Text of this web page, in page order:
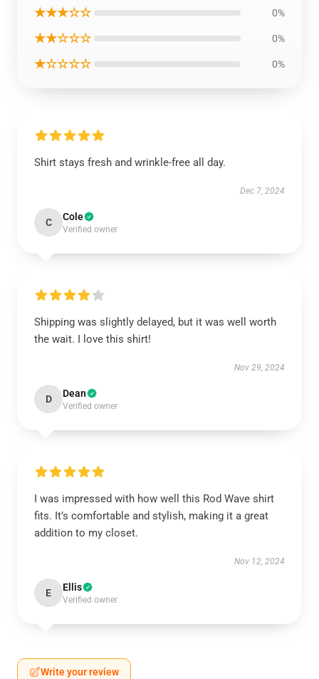
★★★☆☆ 0%
★★☆☆☆ 0%
★☆☆☆☆ 0%
Shirt stays fresh and wrinkle-free all day.
Dec 7, 2024
C Cole
Verified owner
Shipping was slightly delayed, but it was well worth
the wait. I love this shirt!
Nov 29, 2024
D Dean
Verified owner
I was impressed with how well this Rod Wave shirt
fits. It’s comfortable and stylish, making it a great
addition to my closet.
Nov 12, 2024
E Ellis
Verified owner
Write your review